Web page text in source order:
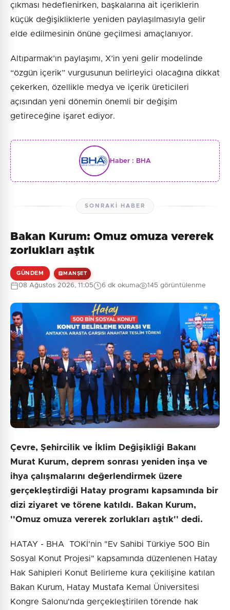
çıkması hedeflenirken, başkalarına ait içeriklerin
küçük değişikliklerle yeniden paylaşılmasıyla gelir
elde edilmesinin önüne geçilmesi amaçlanıyor.
Altıparmak’ın paylaşımı, X’in yeni gelir modelinde
“özgün içerik” vurgusunun belirleyici olacağına dikkat
çekerken, özellikle medya ve içerik üreticileri
açısından yeni dönemin önemli bir değişim
getireceğine işaret ediyor.
Haber : BHA
SONRAKI HABER
Bakan Kurum: Omuz omuza vererek
zorlukları aştık
GÜNDEM MANŞET
08 Ağustos 2026, 11:05 6 dk okuma 145 görüntülenme
Çevre, Şehircilik ve İklim Değişikliği Bakanı
Murat Kurum, deprem sonrası yeniden inşa ve
ihya çalışmalarını değerlendirmek üzere
gerçekleştirdiği Hatay programı kapsamında bir
dizi ziyaret ve törene katıldı. Bakan Kurum,
''Omuz omuza vererek zorlukları aştık'' dedi.
HATAY - BHA TOKİ'nin "Ev Sahibi Türkiye 500 Bin
Sosyal Konut Projesi" kapsamında düzenlenen Hatay
Hak Sahipleri Konut Belirleme kura çekilişine katılan
Bakan Kurum, Hatay Mustafa Kemal Üniversitesi
Kongre Salonu'nda gerçekleştirilen törende hak